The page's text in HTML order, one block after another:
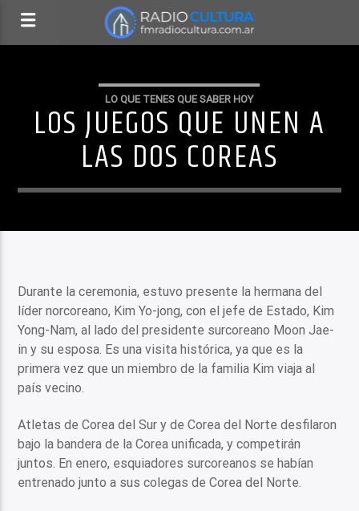
LO QUE TENES QUE SABER HOY
LOS JUEGOS QUE UNEN A
LAS DOS COREAS
Durante la ceremonia, estuvo presente la hermana del
líder norcoreano, Kim Yo-jong, con el jefe de Estado, Kim
Yong-Nam, al lado del presidente surcoreano Moon Jae-
in y su esposa. Es una visita histórica, ya que es la
primera vez que un miembro de la familia Kim viaja al
país vecino.
Atletas de Corea del Sur y de Corea del Norte desfilaron
bajo la bandera de la Corea unificada, y competirán
juntos. En enero, esquiadores surcoreanos se habían
entrenado junto a sus colegas de Corea del Norte.